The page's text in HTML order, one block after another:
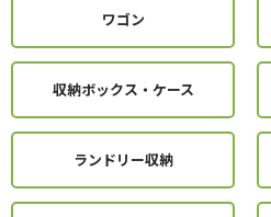
ワゴン
収納ボックス・ケース
ランドリー収納